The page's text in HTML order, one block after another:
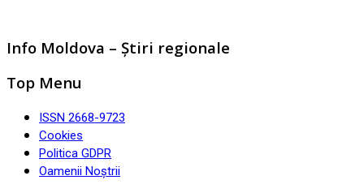
Info Moldova – Știri regionale
Top Menu
ISSN 2668-9723
Cookies
Politica GDPR
Oamenii Noștrii